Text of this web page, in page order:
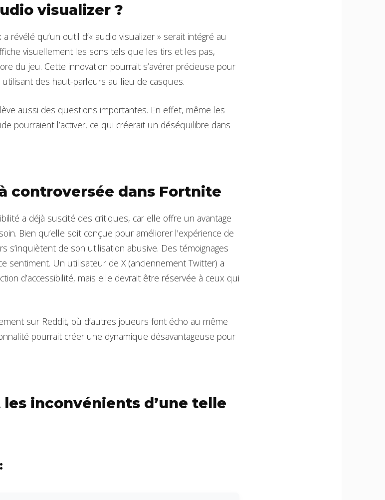
visualizer ?
révélé qu’un outil d’« audio visualizer » serait intégré au
visuellement les sons tels que les tirs et les pas,
du jeu. Cette innovation pourrait s’avérer précieuse pour
des haut-parleurs au lieu de casques.
aussi des questions importantes. En effet, même les
pourraient l’activer, ce qui créerait un déséquilibre dans
controversée dans Fortnite
a déjà suscité des critiques, car elle offre un avantage
Bien qu’elle soit conçue pour améliorer l’expérience de
s’inquiètent de son utilisation abusive. Des témoignages
sentiment. Un utilisateur de X (anciennement Twitter) a
d’accessibilité, mais elle devrait être réservée à ceux qui
sur Reddit, où d’autres joueurs font écho au même
pourrait créer une dynamique désavantageuse pour
inconvénients d’une telle